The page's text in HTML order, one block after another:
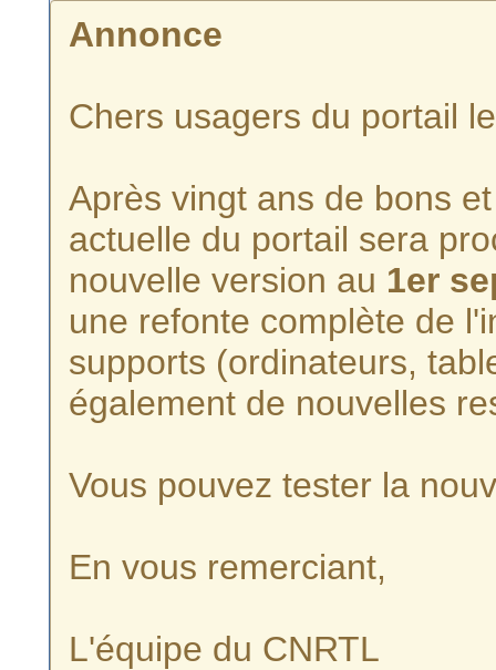
Annonce
Chers usagers du portail
Après vingt ans de bons
actuelle du portail sera
nouvelle version au 1er
une refonte complète de
supports (ordinateurs,
également de nouvelles
Vous pouvez tester la
En vous remerciant,
L'équipe du CNRTL